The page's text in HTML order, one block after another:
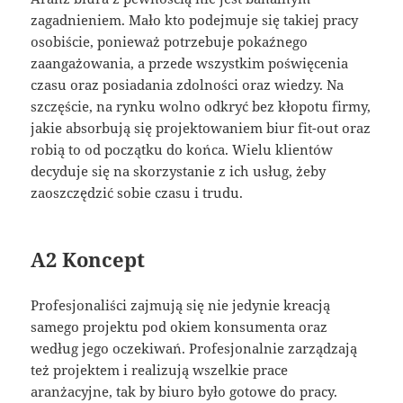
zagadnieniem. Mało kto podejmuje się takiej pracy
osobiście, ponieważ potrzebuje pokaźnego
zaangażowania, a przede wszystkim poświęcenia
czasu oraz posiadania zdolności oraz wiedzy. Na
szczęście, na rynku wolno odkryć bez kłopotu firmy,
jakie absorbują się projektowaniem biur fit-out oraz
robią to od początku do końca. Wielu klientów
decyduje się na skorzystanie z ich usług, żeby
zaoszczędzić sobie czasu i trudu.
A2 Koncept
Profesjonaliści zajmują się nie jedynie kreacją
samego projektu pod okiem konsumenta oraz
według jego oczekiwań. Profesjonalnie zarządzają
też projektem i realizują wszelkie prace
aranżacyjne, tak by biuro było gotowe do pracy.